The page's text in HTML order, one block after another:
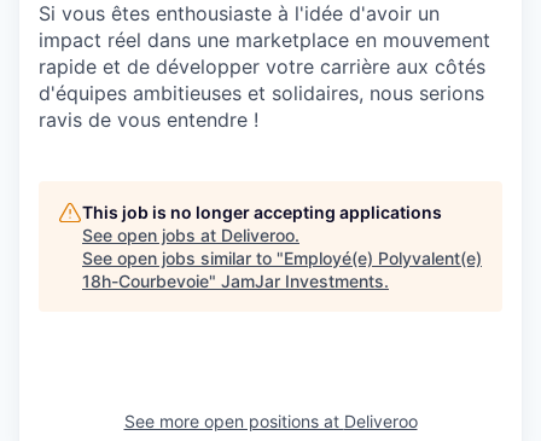
Si vous êtes enthousiaste à l'idée d'avoir un
impact réel dans une marketplace en mouvement
rapide et de développer votre carrière aux côtés
d'équipes ambitieuses et solidaires, nous serions
ravis de vous entendre !
This job is no longer accepting applications
See open jobs at Deliveroo.
See open jobs similar to "Employé(e) Polyvalent(e)
18h-Courbevoie" JamJar Investments.
See more open positions at Deliveroo